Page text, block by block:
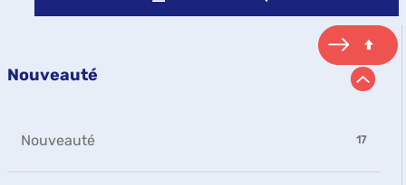
Nouveauté
Nouveauté 17
-
résultats